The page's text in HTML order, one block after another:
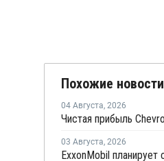
Похожие новости
04 Августа, 2026
03 Августа, 2026